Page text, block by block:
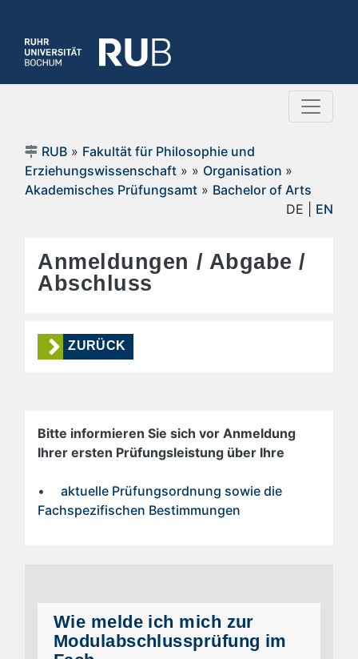
RUB » Fakultät für Philosophie und
Erziehungswissenschaft » » Organisation »
Akademisches Prüfungsamt » Bachelor of Arts
DE | EN
Anmeldungen / Abgabe /
Abschluss
ZURÜCK
Bitte informieren Sie sich vor Anmeldung
Ihrer ersten Prüfungsleistung über Ihre
• aktuelle Prüfungsordnung sowie die
Fachspezifischen Bestimmungen
Wie melde ich mich zur
Modulabschlussprüfung im